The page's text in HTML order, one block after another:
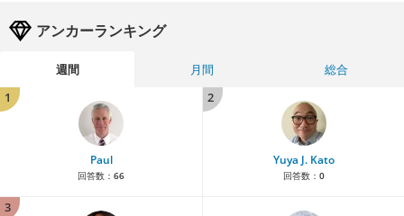
アンカーランキング
週間 月間
総合
1
Paul
回答数： 66
2
Yuya J. Kato
回答数： 0
3